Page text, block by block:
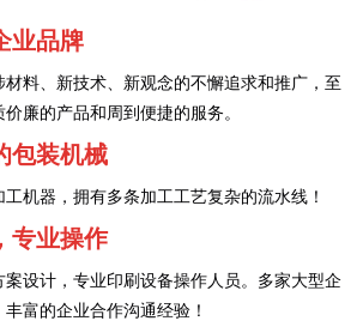
业品牌
料、新技术、新观念的不懈追求和推广，至
廉的产品和周到便捷的服务。
包装机械
机器，拥有多条加工工艺复杂的流水线！
专业操作
案设计，专业印刷设备操作人员。多家大型企
富的企业合作沟通经验！